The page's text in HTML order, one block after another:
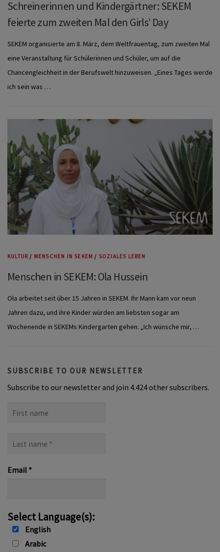
Schreinerinnen und Kindergärtner: SEKEM
feierte zum zweiten Mal den Girls’ Day
SEKEM organisierte am 8. März, dem Weltfrauentag, zum zweiten Mal
eine Veranstaltung für Schülerinnen und Schüler, um auf die
Chancengleichheit in der Berufswelt hinzuweisen. „Eines Tages werde
ich sein was …
KULTUR / MENSCHEN IN SEKEM / SOZIALES LEBEN
Menschen in SEKEM: Ola Hussein
Ola arbeitet seit über 15 Jahren in SEKEM. Ihr Mann kam vor neun
Jahren dazu, und ihre Kinder würden am liebsten sogar am
Wochenende in SEKEMs Kindergarten gehen. „Ich wünsche mir, …
SUBSCRIBE TO OUR NEWSLETTER
Subscribe to our newsletter and join 4.424 other subscribers.
name
name
Email *
Select Language(s):
English
Arabic